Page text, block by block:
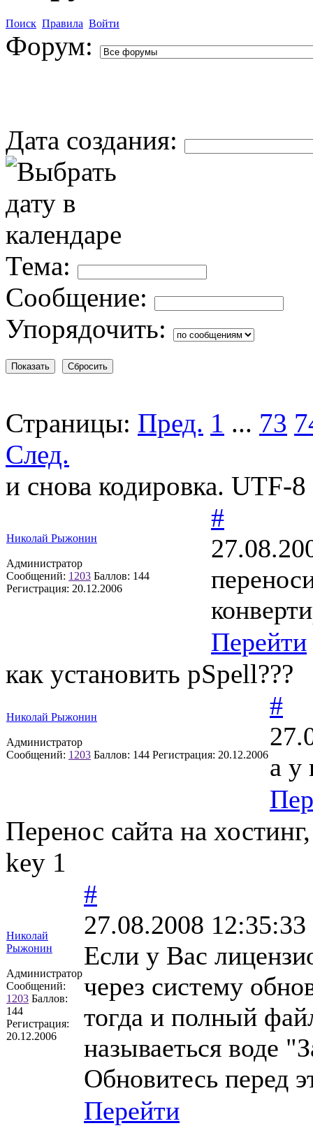
Поиск Правила Войти
Форум:
Дата создания:
Тема:
Сообщение:
Упорядочить:
Страницы: Пред. 1 ... 73
След.
и снова кодировка.
Николай Рыжонин
Администратор
Сообщений: 1203 Баллов: 144
Регистрация: 20.12.2006
#
Перейти
как установить pSpell???
Николай Рыжонин
Администратор
Сообщений: 1203 Баллов: 144 Регистрация: 20.12.2006
#
а у
Перенос сайта на
key 1
Николай
Рыжонин
Администратор
Сообщений:
1203 Баллов:
144
Регистрация:
20.12.2006
#
27.08.2008 12:35:33
Если у Вас
через систему
тогда и полный
называеться воде
Обновитесь перед
Перейти